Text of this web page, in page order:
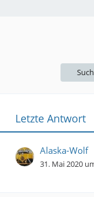
Letzte Antwort
Alaska-Wolf
31. Mai 2020